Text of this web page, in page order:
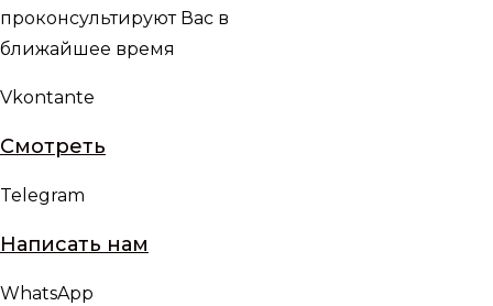
проконсультируют Вас в
ближайшее время
Vkontante
Смотреть
Telegram
Написать нам
WhatsApp